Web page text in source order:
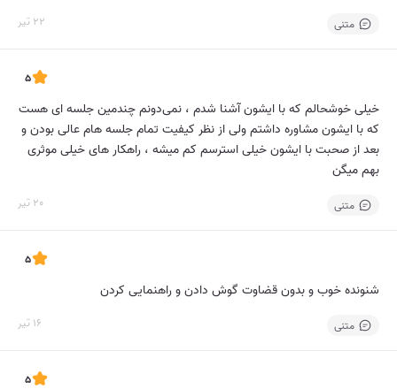
متنی 22 تیر
5
خیلی خوشحالم که با ایشون آشنا شدم ، نمی‌دونم چندمین جلسه ای هست
که با ایشون مشاوره داشتم ولی از نظر کیفیت تمام جلسه هام عالی بودن و
بعد از صحبت با ایشون خیلی استرسم کم میشه ، راهکار های خیلی موثری
بهم میگن
متنی 20 تیر
5
شنونده خوب و بدون قضاوت گوش دادن و راهنمایی کردن
متنی 16 تیر
5